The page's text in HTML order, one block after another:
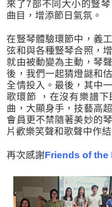
來了7部不同大小的豎
曲目，增添節日氣氛。
在豎琴體驗環節中，義
弦和與各種豎琴合照，
就由被動變為主動，琴
後，我們一起猜燈謎和
全情投入。最後，其中
歌環節 ，在沒有樂譜
曲，大顯身手，技藝高
會員更不禁隨著美妙的
片歡樂笑聲和歌聲中作結
再次感謝Friends of the